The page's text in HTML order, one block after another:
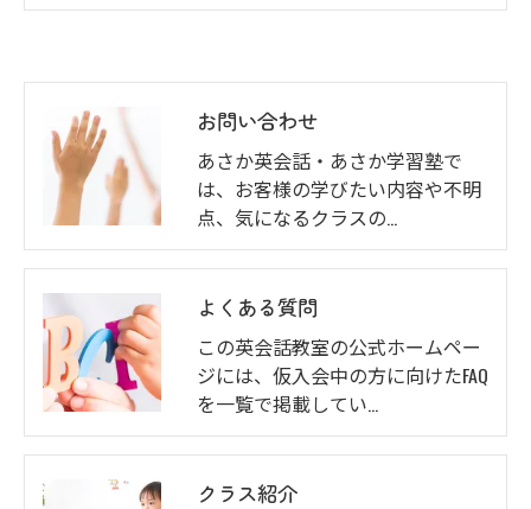
お問い合わせ
あさか英会話・あさか学習塾で
は、お客様の学びたい内容や不明
点、気になるクラスの…
よくある質問
この英会話教室の公式ホームペー
ジには、仮入会中の方に向けたFAQ
を一覧で掲載してい…
クラス紹介